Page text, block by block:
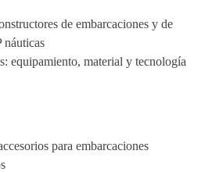
de embarcaciones y de
náuticas
equipamiento, material y tecnología
para embarcaciones